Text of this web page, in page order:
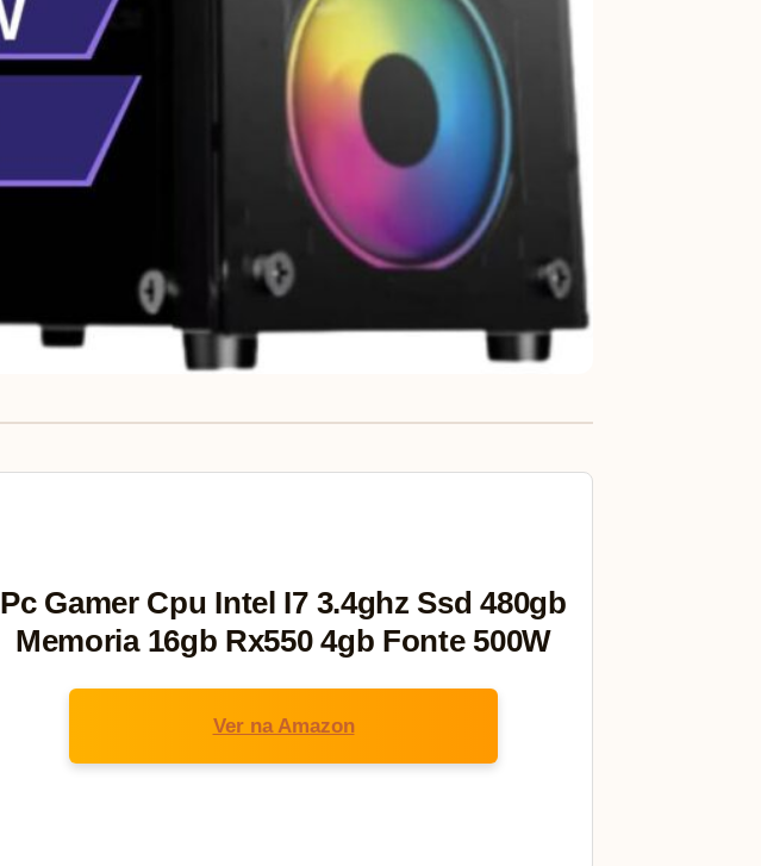
Pc Gamer Cpu Intel I7 3.4ghz Ssd 480gb
Memoria 16gb Rx550 4gb Fonte 500W
Ver na Amazon